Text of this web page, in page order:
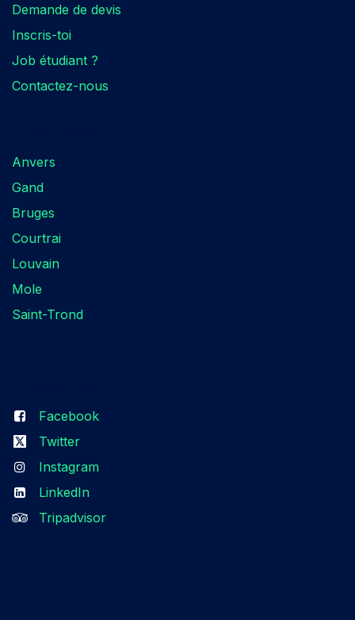
Demande de devis
Inscris-toi
Job étudiant ?
Contactez-nous
Anvers
Gand
Bruges
Courtrai
Louvain
Mole
Saint-Trond
Facebook
Twitter
Instagram
LinkedIn
Tripadvisor